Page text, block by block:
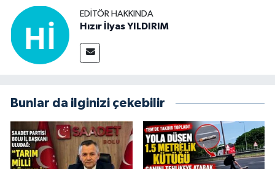
EDITÖR HAKKINDA
Hızır İlyas YILDIRIM
Bunlar da ilginizi çekebilir